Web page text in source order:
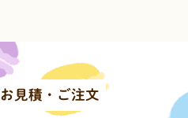
お見積・ご注文